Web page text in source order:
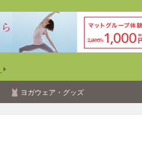
ヨガウェア・グッズ